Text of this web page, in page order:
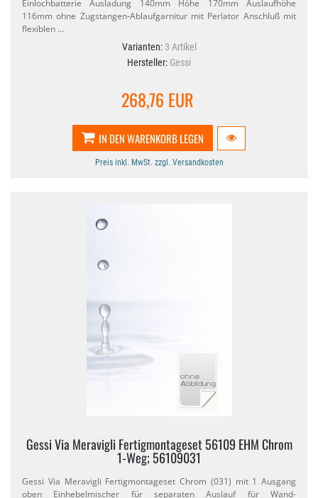
Einlochbatterie Ausladung 140mm Höhe 170mm Auslaufhöhe
116mm ohne Zugstangen-​Ablaufgarnitur mit Perlator Anschluß mit
flexiblen …
Varianten: 3 Artikel
Hersteller: Gessi
268,76 EUR
IN DEN WARENKORB LEGEN
Preis inkl. MwSt. zzgl. Versandkosten
Gessi Via Meravigli Fertigmontageset 56109 EHM Chrom
1-​Weg; 56109031
Gessi Via Meravigli Fertigmontageset Chrom (031) mit 1 Ausgang
oben Einhebelmischer für separaten Auslauf für Wand-​